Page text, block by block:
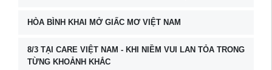
HÒA BÌNH KHAI MỞ GIẤC MƠ VIỆT NAM
8/3 TẠI CARE VIỆT NAM - KHI NIỀM VUI LAN TỎA TRONG
TỪNG KHOẢNH KHẮC